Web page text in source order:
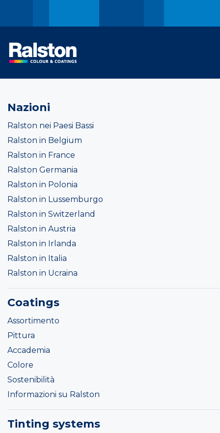
Nazioni
Ralston nei Paesi Bassi
Ralston in Belgium
Ralston in France
Ralston Germania
Ralston in Polonia
Ralston in Lussemburgo
Ralston in Switzerland
Ralston in Austria
Ralston in Irlanda
Ralston in Italia
Ralston in Ucraina
Coatings
Assortimento
Pittura
Accademia
Colore
Sostenibilità
Informazioni su Ralston
Tinting systems